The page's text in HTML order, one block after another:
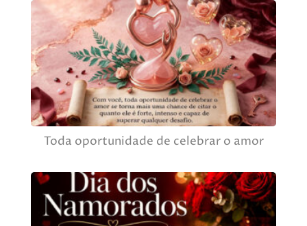
Toda oportunidade de celebrar o amor